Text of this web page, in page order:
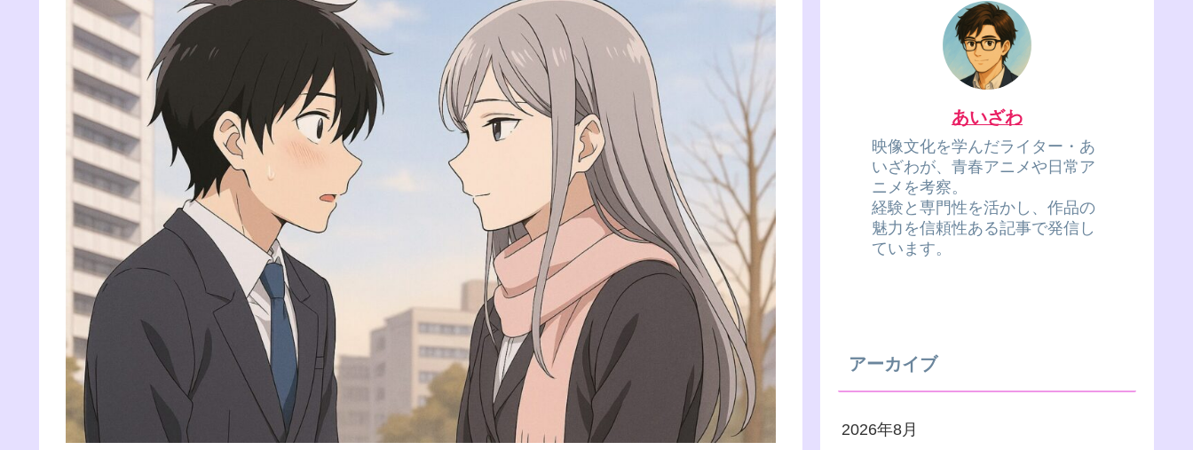
あいざわ
映像文化を学んだライター・あ
いざわが、青春アニメや日常ア
ニメを考察。
経験と専門性を活かし、作品の
魅力を信頼性ある記事で発信し
ています。
アーカイブ
2026年8月